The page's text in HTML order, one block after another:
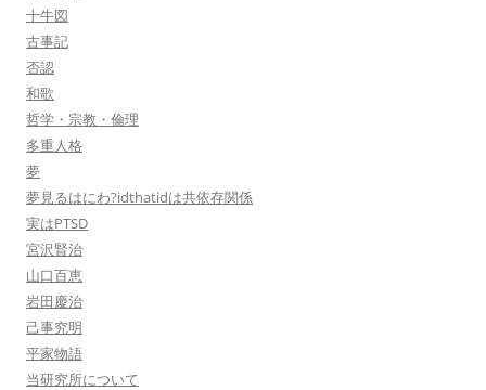
十牛図
古事記
否認
和歌
哲学・宗教・倫理
多重人格
夢
夢見るはにわ?idthatidは共依存関係
実はPTSD
宮沢賢治
山口百恵
岩田慶治
己事究明
平家物語
当研究所について